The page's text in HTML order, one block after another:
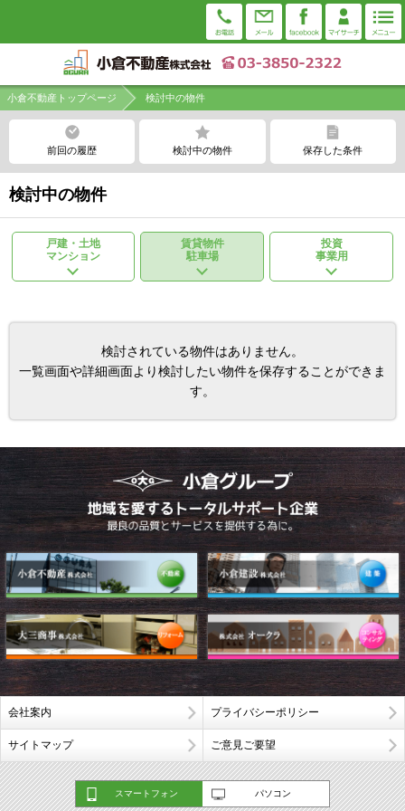
小倉不動産トップページ 検討中の物件
前回の履歴 検討中の物件 保存した条件
検討中の物件
戸建・土地
マンション
賃貸物件
駐車場
投資
事業用
検討されている物件はありません。
一覧画面や詳細画面より検討したい物件を保存することができま
す。
会社案内 プライバシーポリシー
サイトマップ ご意見ご要望
スマートフォン パソコン